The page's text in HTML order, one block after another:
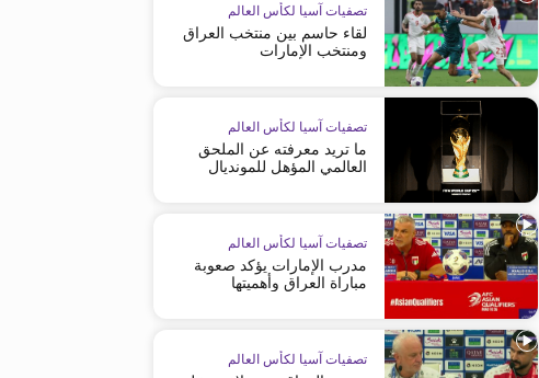
تصفيات آسيا لكأس العالم
لقاء حاسم بين منتخب العراق
ومنتخب الإمارات
تصفيات آسيا لكأس العالم
ما تريد معرفته عن الملحق
العالمي المؤهل للمونديال
تصفيات آسيا لكأس العالم
مدرب الإمارات يؤكد صعوبة
مباراة العراق وأهميتها
تصفيات آسيا لكأس العالم